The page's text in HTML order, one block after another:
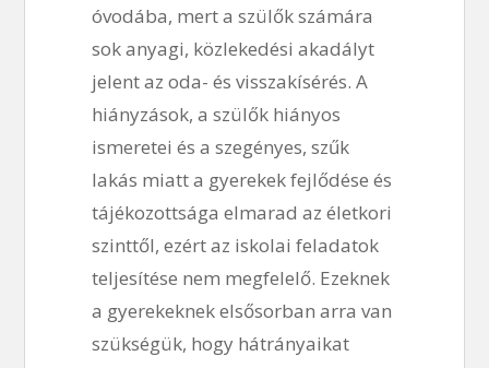
óvodába, mert a szülők számára
sok anyagi, közlekedési akadályt
jelent az oda- és visszakísérés. A
hiányzások, a szülők hiányos
ismeretei és a szegényes, szűk
lakás miatt a gyerekek fejlődése és
tájékozottsága elmarad az életkori
szinttől, ezért az iskolai feladatok
teljesítése nem megfelelő. Ezeknek
a gyerekeknek elsősorban arra van
szükségük, hogy hátrányaikat